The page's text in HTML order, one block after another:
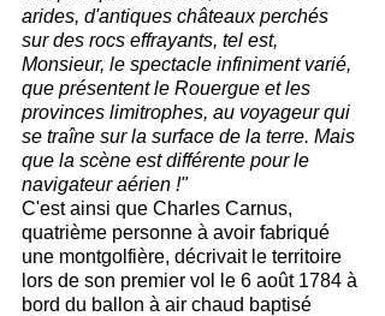
arides, d'antiques châteaux perchés
sur des rocs effrayants, tel est,
Monsieur, le spectacle infiniment varié,
que présentent le Rouergue et les
provinces limitrophes, au voyageur qui
se traîne sur la surface de la terre. Mais
que la scène est différente pour le
navigateur aérien !"
C'est ainsi que Charles Carnus,
quatrième personne à avoir fabriqué
une montgolfière, décrivait le territoire
lors de son premier vol le 6 août 1784 à
bord du ballon à air chaud baptisé